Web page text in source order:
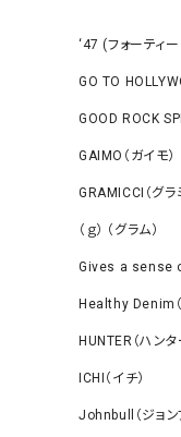
‘47 (フォーティ
GO TO
GOOD ROCK
GAIMO（ガイモ）
GRAMICCI（グラ
（ｇ） （グラム）
Gives a sense
Healthy Denim（
HUNTER（ハンタ
ICHI（イチ）
Johnbull（ジョン